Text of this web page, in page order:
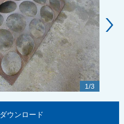
1/3
ダウンロード